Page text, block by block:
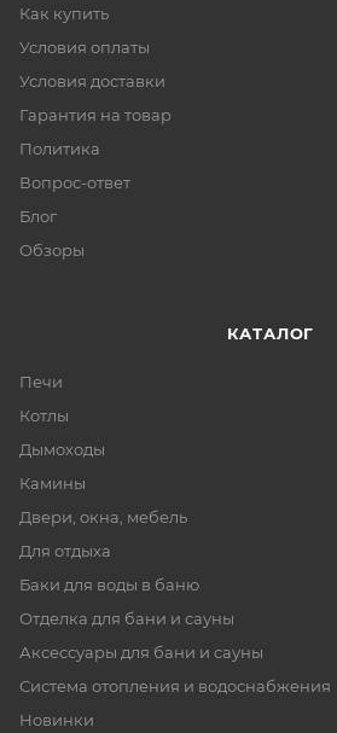
Как купить
Условия оплаты
Условия доставки
Гарантия на товар
Политика
Вопрос-ответ
Блог
Обзоры
КАТАЛОГ
Печи
Котлы
Дымоходы
Камины
Двери, окна, мебель
Для отдыха
Баки для воды в баню
Отделка для бани и сауны
Аксессуары для бани и сауны
Система отопления и водоснабжения
Новинки